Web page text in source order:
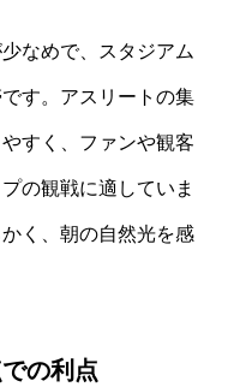
なめで、スタジアム
す。アスリートの集
すく、ファンや観客
の観戦に適していま
く、朝の自然光を感
の利点